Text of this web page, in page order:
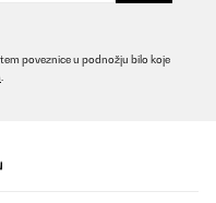
poveznice u podnožju bilo koje